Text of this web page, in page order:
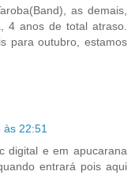
as demais,
4 anos de total atraso.
para outubro, estamos
22:51
digital e em apucarana
entrará pois aqui